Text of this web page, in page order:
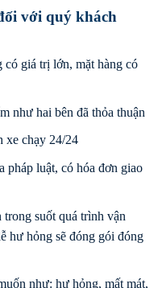
với quý khách
giá trị lớn, mặt hàng có
như hai bên đã thỏa thuận
xe chạy 24/24
pháp luật, có hóa đơn giao
trong suốt quá trình vận
hư hỏng sẽ đóng gói đóng
như: hư hỏng, mất mát,